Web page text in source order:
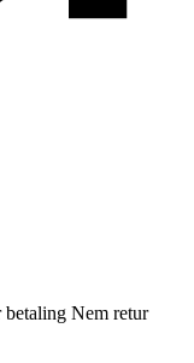
betaling Nem retur